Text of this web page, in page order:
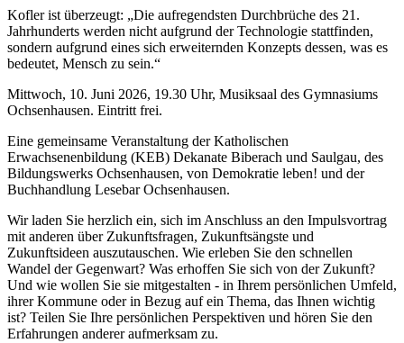
Kofler ist überzeugt: „Die aufregendsten Durchbrüche des 21.
Jahrhunderts werden nicht aufgrund der Technologie stattfinden,
sondern aufgrund eines sich erweiternden Konzepts dessen, was es
bedeutet, Mensch zu sein.“
Mittwoch, 10. Juni 2026, 19.30 Uhr, Musiksaal des Gymnasiums
Ochsenhausen. Eintritt frei.
Eine gemeinsame Veranstaltung der Katholischen
Erwachsenenbildung (KEB) Dekanate Biberach und Saulgau, des
Bildungswerks Ochsenhausen, von Demokratie leben! und der
Buchhandlung Lesebar Ochsenhausen.
Wir laden Sie herzlich ein, sich im Anschluss an den Impulsvortrag
mit anderen über Zukunftsfragen, Zukunftsängste und
Zukunftsideen auszutauschen. Wie erleben Sie den schnellen
Wandel der Gegenwart? Was erhoffen Sie sich von der Zukunft?
Und wie wollen Sie sie mitgestalten - in Ihrem persönlichen Umfeld,
ihrer Kommune oder in Bezug auf ein Thema, das Ihnen wichtig
ist? Teilen Sie Ihre persönlichen Perspektiven und hören Sie den
Erfahrungen anderer aufmerksam zu.